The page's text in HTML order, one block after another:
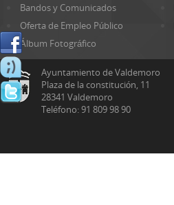
Bandos y Comunicados
Oferta de Empleo Público
Álbum Fotográfico
Ayuntamiento de Valdemoro
Plaza de la constitución, 11
28341 Valdemoro
Teléfono: 91 809 98 90